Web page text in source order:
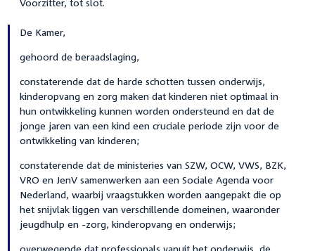
De Kamer,
gehoord de beraadslaging,
constaterende dat de harde schotten tussen onderwijs,
kinderopvang en zorg maken dat kinderen niet optimaal in
hun ontwikkeling kunnen worden ondersteund en dat de
jonge jaren van een kind een cruciale periode zijn voor de
ontwikkeling van kinderen;
constaterende dat de ministeries van SZW, OCW, VWS, BZK,
VRO en JenV samenwerken aan een Sociale Agenda voor
Nederland, waarbij vraagstukken worden aangepakt die op
het snijvlak liggen van verschillende domeinen, waaronder
jeugdhulp en -zorg, kinderopvang en onderwijs;
overwegende dat professionals vanuit het onderwijs, de